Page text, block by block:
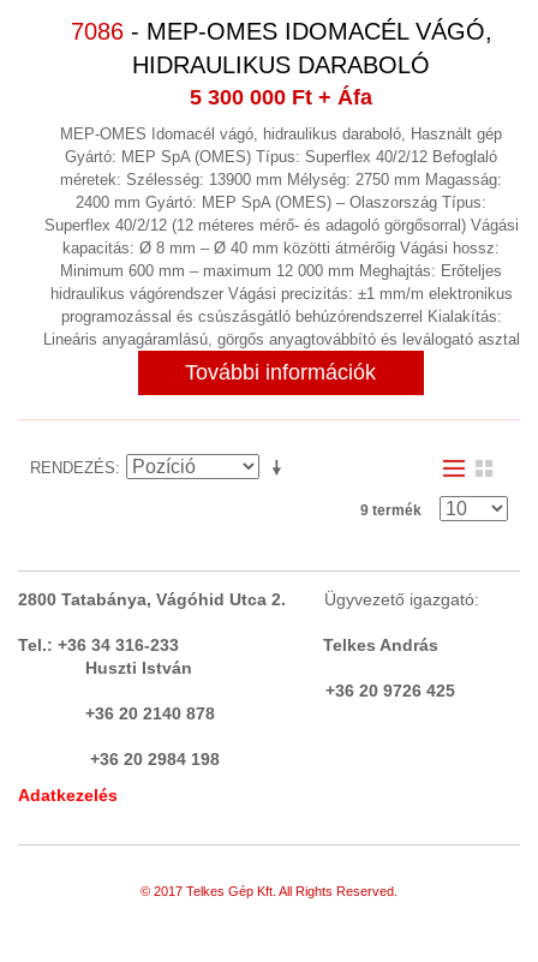
7086- MEP-OMES IDOMACÉL VÁGÓ,
HIDRAULIKUS DARABOLÓ
5 300 000 Ft + Áfa
MEP-OMES Idomacél vágó, hidraulikus daraboló, Használt gép
Gyártó: MEP SpA (OMES) Típus: Superflex 40/2/12 Befoglaló
méretek: Szélesség: 13900 mm Mélység: 2750 mm Magasság:
2400 mm Gyártó: MEP SpA (OMES) – Olaszország Típus:
Superflex 40/2/12 (12 méteres mérő- és adagoló görgősorral) Vágási
kapacitás: Ø 8 mm – Ø 40 mm közötti átmérőig Vágási hossz:
Minimum 600 mm – maximum 12 000 mm Meghajtás: Erőteljes
hidraulikus vágórendszer Vágási precizitás: ±1 mm/m elektronikus
programozással és csúszásgátló behúzórendszerrel Kialakítás:
Lineáris anyagáramlású, görgős anyagtovábbító és leválogató asztal
További információk
RENDEZÉS
9 termék
2800 Tatabánya, Vágóhid Utca 2. Ügyvezető igazgató:
Tel.: +36 34 316-233 Telkes András
Huszti István
+36 20 9726 425
+36 20 2140 878
+36 20 2984 198
Adatkezelés
© 2017 Telkes Gép Kft. All Rights Reserved.